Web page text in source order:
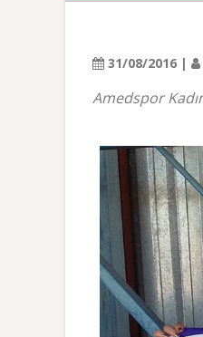
31/08/2016 |
Amedspor